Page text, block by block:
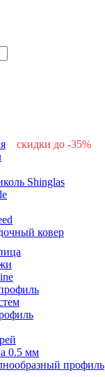
скидки до -35%
Shinglas
ковер
0.5 мм
профиль